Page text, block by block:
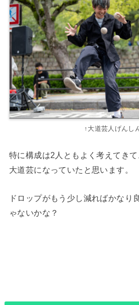
↑大道芸人げんし
特に構成は2人ともよく考えてき
大道芸になっていたと思います。
ドロップがもう少し減ればかなり
ゃないかな？